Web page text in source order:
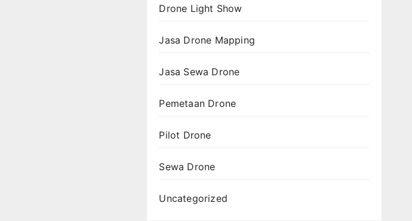
Drone Light Show
Jasa Drone Mapping
Jasa Sewa Drone
Pemetaan Drone
Pilot Drone
Sewa Drone
Uncategorized